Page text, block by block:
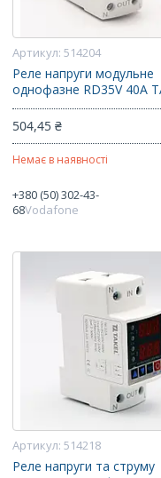
514204
Реле напруги модульне
однофазне RD35V 40А
504,45 ₴
Немає в наявності
+380 (50) 302-43-
68Vodafone
514218
Реле напруги та струму